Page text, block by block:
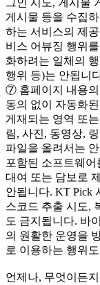
그인 시도, 게시물
게시물 등을 수집
하는 서비스의 제
비스 어뷰징 행위
화하려는 일체의
행위 등)는 안됩니
⑦ 홈페이지 내용의
동의 없이 자동화
게재되는 영역 또
림, 사진, 동영상,
파일을 올려서는
포함된 소프트웨
대여 또는 담보로
안됩니다. KT Pick
스코드 추출 시도,
도 금지됩니다. 바
의 원활한 운영을
로 이용하는 행위
언제나, 무엇이든